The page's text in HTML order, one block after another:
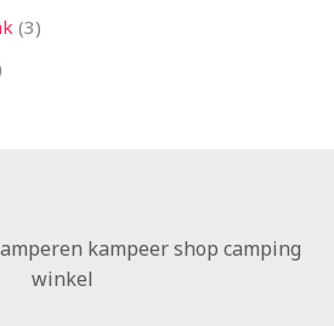
3
kampeer shop camping
winkel